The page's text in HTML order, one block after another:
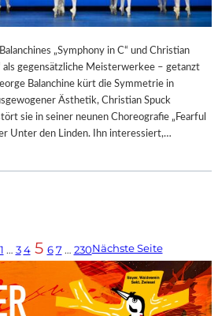
„Symphony in C“ und Christian
als gegensätzliche Meisterwerkee – getanzt
Balanchine kürt die Symmetrie in
Ästhetik, Christian Spuck
sie in seiner neunen Choreografie „Fearful
Unter den Linden. Ihn interessiert,…
1 … 3 4 5 6 7 … 230Nächste Seite